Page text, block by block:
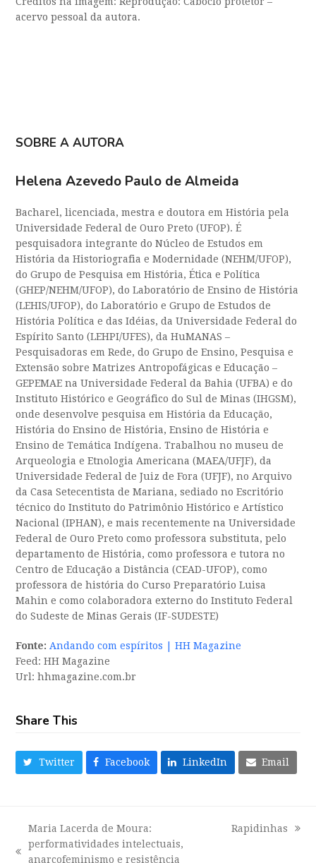
acervo pessoal da autora.
SOBRE A AUTORA
Helena Azevedo Paulo de Almeida
Bacharel, licenciada, mestra e doutora em História pela
Universidade Federal de Ouro Preto (UFOP). É
pesquisadora integrante do Núcleo de Estudos em
História da Historiografia e Modernidade (NEHM/UFOP),
do Grupo de Pesquisa em História, Ética e Política
(GHEP/NEHM/UFOP), do Laboratório de Ensino de História
(LEHIS/UFOP), do Laboratório e Grupo de Estudos de
História Política e das Idéias, da Universidade Federal do
Espírito Santo (LEHPI/UFES), da HuMANAS –
Pesquisadoras em Rede, do Grupo de Ensino, Pesquisa e
Extensão sobre Matrizes Antropofágicas e Educação –
GEPEMAE na Universidade Federal da Bahia (UFBA) e do
Instituto Histórico e Geográfico do Sul de Minas (IHGSM),
onde desenvolve pesquisa em História da Educação,
História do Ensino de História, Ensino de História e
Ensino de Temática Indígena. Trabalhou no museu de
Arqueologia e Etnologia Americana (MAEA/UFJF), da
Universidade Federal de Juiz de Fora (UFJF), no Arquivo
da Casa Setecentista de Mariana, sediado no Escritório
técnico do Instituto do Patrimônio Histórico e Artístico
Nacional (IPHAN), e mais recentemente na Universidade
Federal de Ouro Preto como professora substituta, pelo
departamento de História, como professora e tutora no
Centro de Educação a Distância (CEAD-UFOP), como
professora de história do Curso Preparatório Luisa
Mahin e como colaboradora externo do Instituto Federal
do Sudeste de Minas Gerais (IF-SUDESTE)
Fonte: Andando com espíritos | HH Magazine
Feed: HH Magazine
Url: hhmagazine.com.br
Share This
Twitter Facebook LinkedIn Email
previous
Maria Lacerda de Moura:
performatividades intelectuais,
anarcofeminismo e resistência
next
Rapidinhas